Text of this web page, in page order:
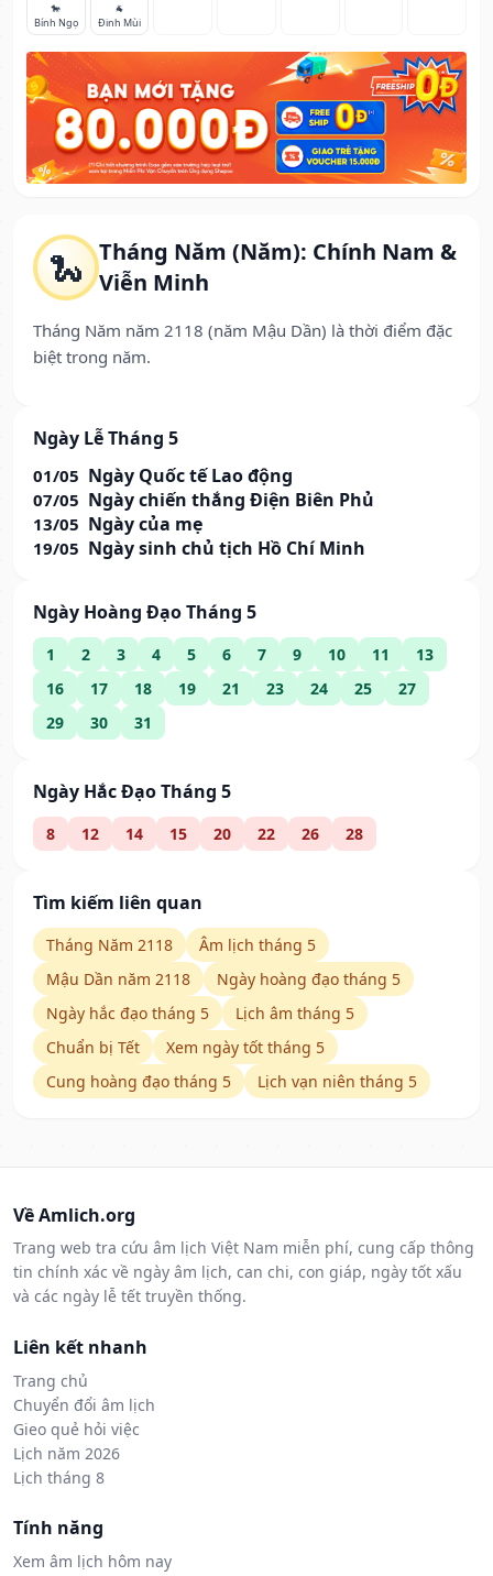
🐍 Tháng Năm (Năm): Chính Nam &
Viễn Minh
Tháng Năm năm 2118 (năm Mậu Dần) là thời điểm đặc
biệt trong năm.
Ngày Lễ Tháng 5
01/05 Ngày Quốc tế Lao động
07/05 Ngày chiến thắng Điện Biên Phủ
13/05 Ngày của mẹ
19/05 Ngày sinh chủ tịch Hồ Chí Minh
Ngày Hoàng Đạo Tháng 5
1 2 3 4 5 6 7 9 10 11
13
16
17 18 19 21 23 24 25
27
29
30 31
Ngày Hắc Đạo Tháng 5
8 12 14 15 20 22 26 28
Tìm kiếm liên quan
Tháng Năm 2118
Âm lịch tháng 5
Mậu Dần năm 2118
Ngày hoàng đạo tháng 5
Ngày hắc đạo tháng 5
Lịch âm tháng 5
Chuẩn bị Tết
Xem ngày tốt tháng 5
Cung hoàng đạo tháng 5
Lịch vạn niên tháng 5
🐎
Bính Ngọ
🐐
Đinh Mùi
Về Amlich.org
Trang web tra cứu âm lịch Việt Nam miễn phí, cung cấp thông
tin chính xác về ngày âm lịch, can chi, con giáp, ngày tốt xấu
và các ngày lễ tết truyền thống.
Liên kết nhanh
Trang chủ
Chuyển đổi âm lịch
Gieo quẻ hỏi việc
Lịch năm 2026
Lịch tháng 8
Tính năng
Xem âm lịch hôm nay